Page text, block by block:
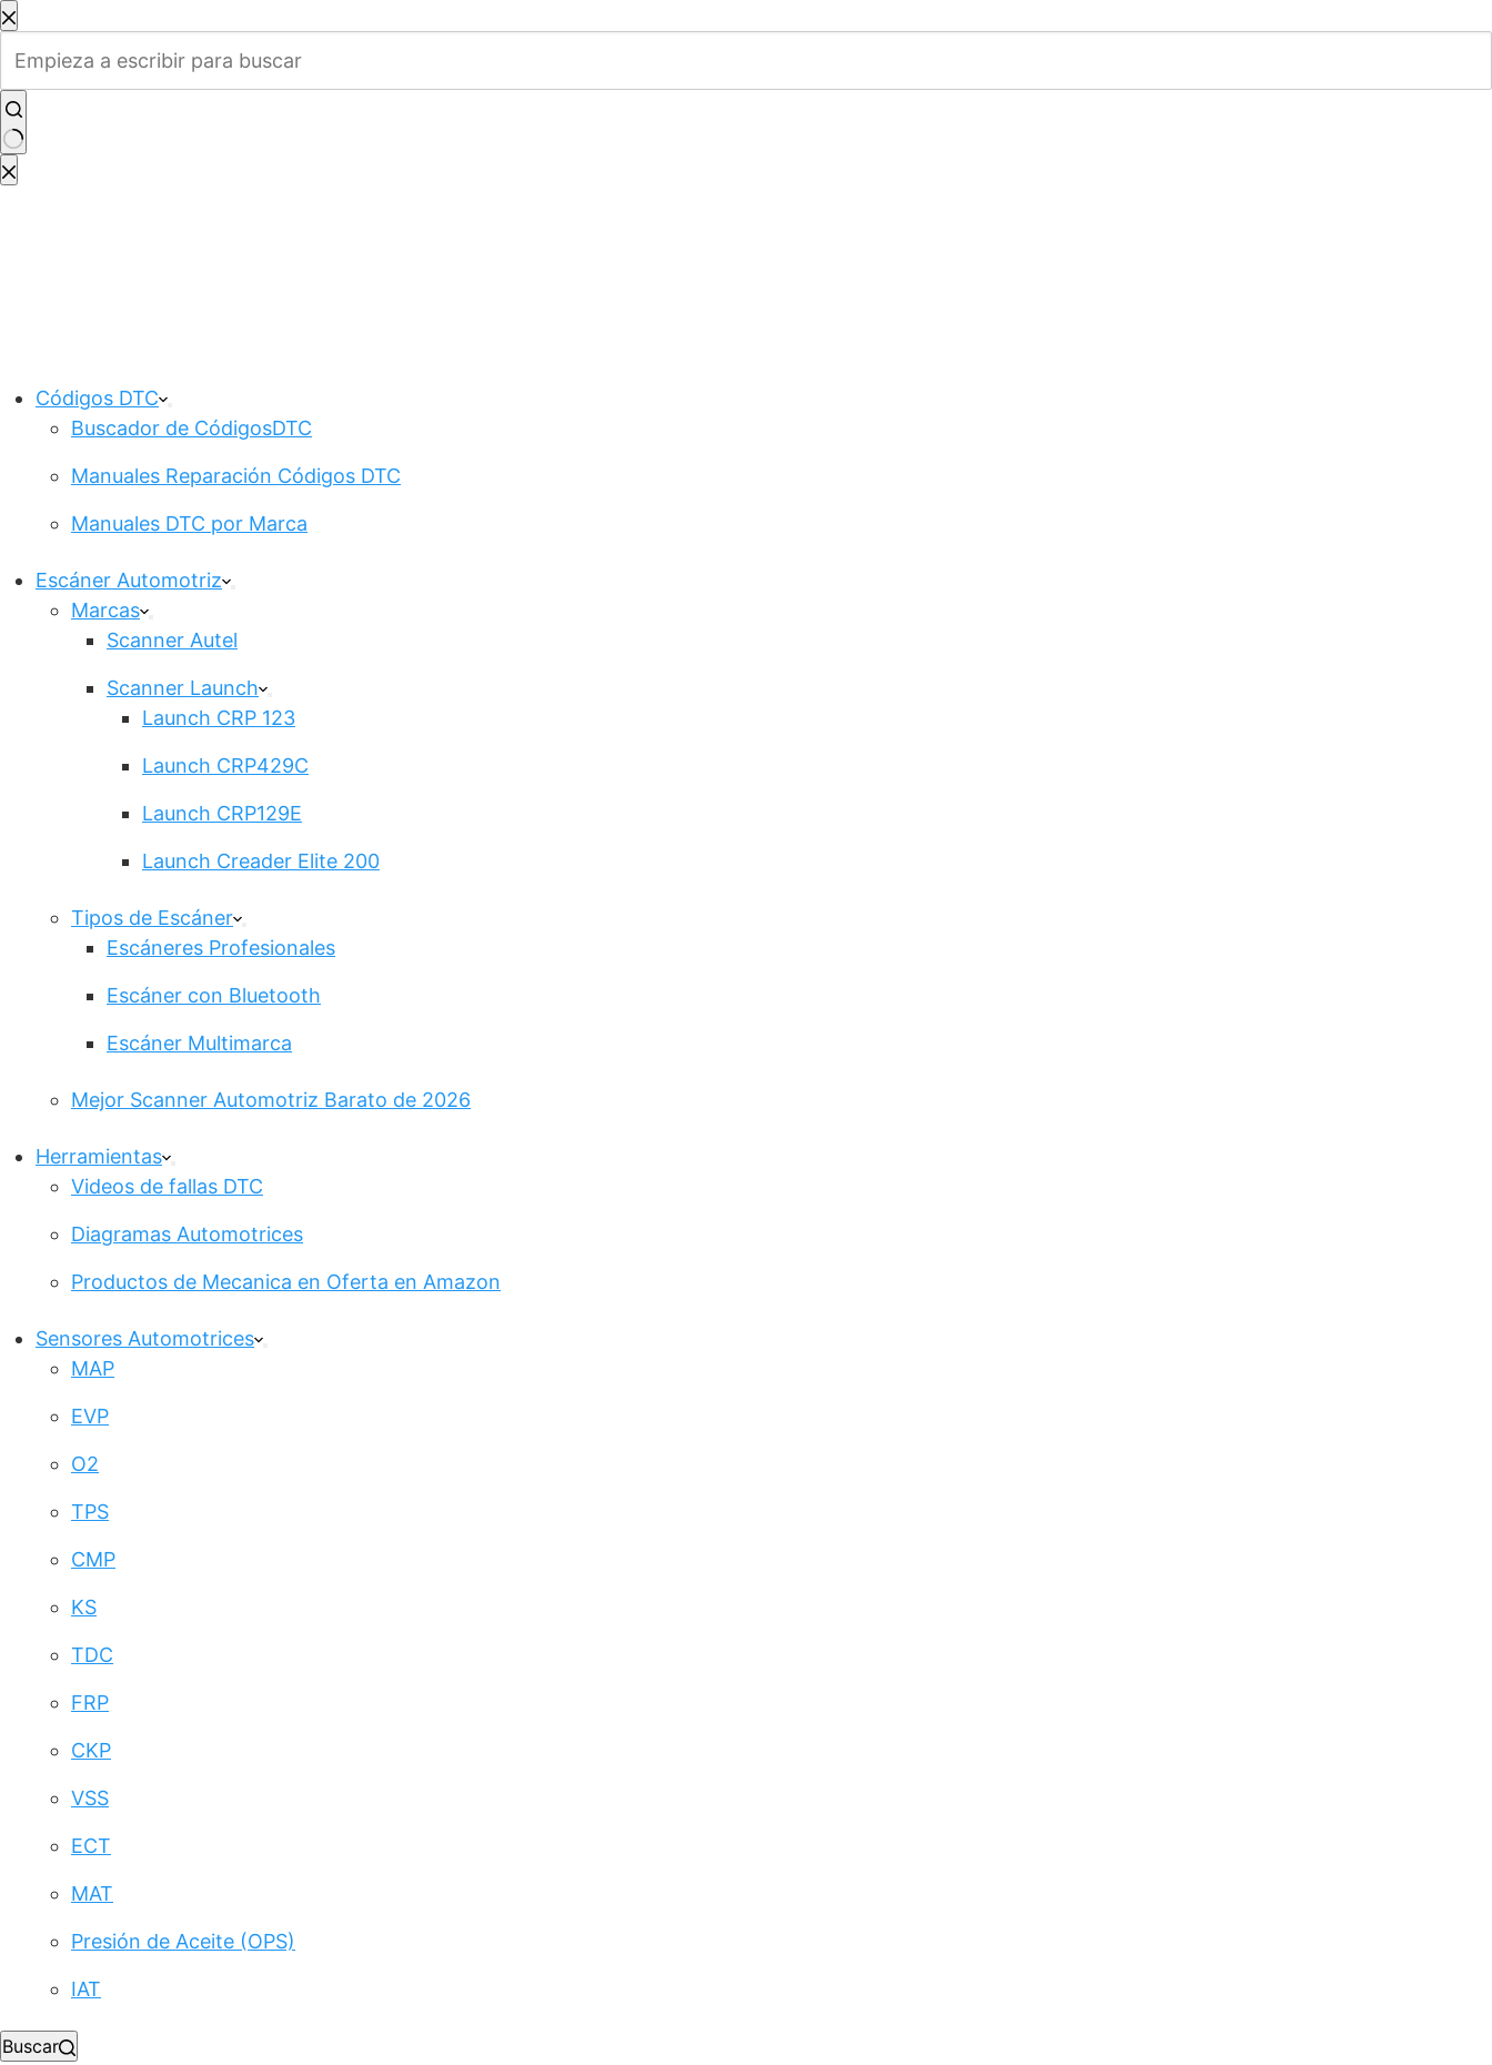
Saltar
al
contenido
Sin
Códigos DTC
Buscador de CódigosDTC
Manuales Reparación Códigos DTC
Manuales DTC por Marca
Escáner Automotriz
Marcas
Scanner Autel
Scanner Launch
Launch CRP 123
Launch CRP429C
Launch CRP129E
Launch Creader Elite 200
Tipos de Escáner
Escáneres Profesionales
Escáner con Bluetooth
Escáner Multimarca
Mejor Scanner Automotriz Barato de 2026
Herramientas
Videos de fallas DTC
Diagramas Automotrices
Productos de Mecanica en Oferta en Amazon
Sensores Automotrices
MAP
EVP
O2
TPS
CMP
KS
TDC
FRP
CKP
VSS
ECT
MAT
Presión de Aceite (OPS)
IAT
Buscar